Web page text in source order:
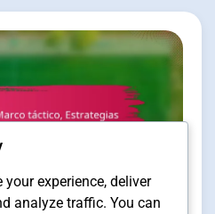
experience, deliver
analyze traffic. You can